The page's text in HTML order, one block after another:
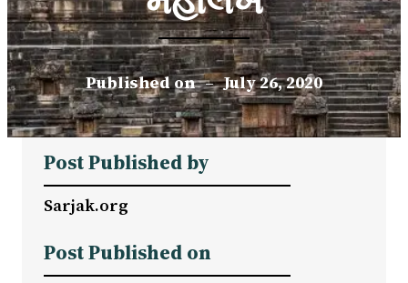
Published on – July 26, 2020
Post Published by
Sarjak.org
Post Published on